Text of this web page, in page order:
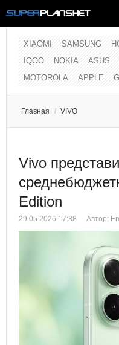
XIAOMI SAMSUNG
IQOO
NOKIA ASUS
MOTOROLA
APPLE
Главная / VIVO
Vivo
Edition
29.05.2026 17:38 Автор: